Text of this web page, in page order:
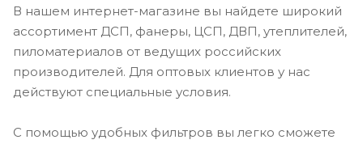
В нашем интернет-магазине вы найдете широкий
ассортимент ДСП, фанеры, ЦСП, ДВП, утеплителей,
пиломатериалов от ведущих российских
производителей. Для оптовых клиентов у нас
действуют специальные условия.
С помощью удобных фильтров вы легко сможете